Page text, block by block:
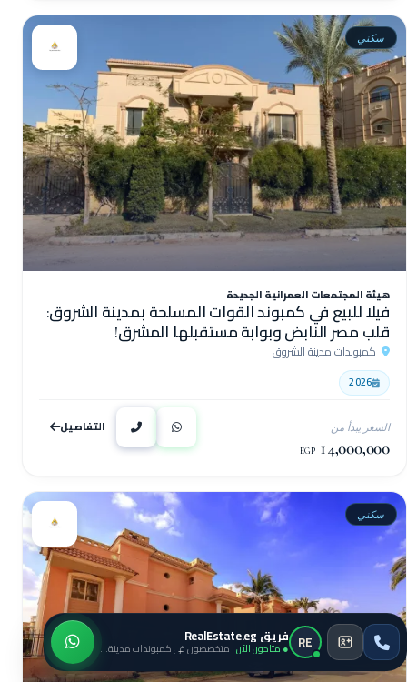
سكني
هيئة المجتمعات العمرانية الجديدة
فيلا للبيع في كمبوند القوات المسلحة بمدينة الشروق:
قلب مصر النابض وبوابة مستقبلها المشرق!
كمبوندات مدينة الشروق
2026
السعر يبدأ من
14,000,000
EGP
التفاصيل
سكني
RE فريق RealEstate.eg
● متاحون الآن· متخصصون في كمبوندات مدينة الشروق